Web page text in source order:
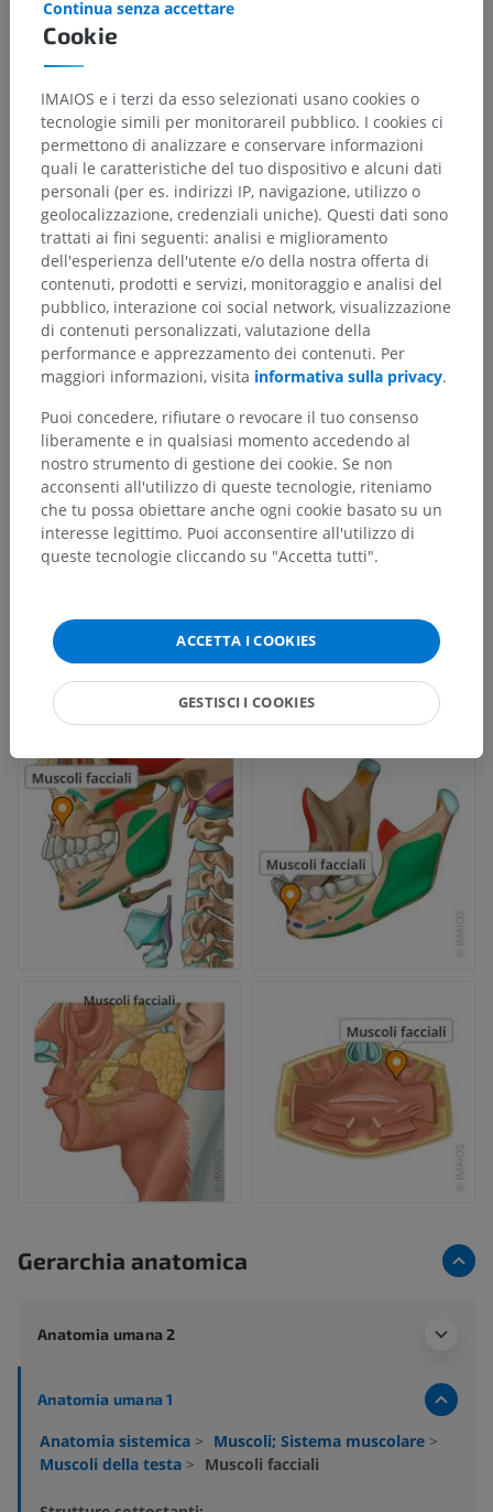
Gerarchia anatomica
Anatomia umana 2
Anatomia umana 1
Anatomia sistemica > Muscoli; Sistema muscolare >
Muscoli della testa > Muscoli facciali
Cookie
Continua senza accettare
IMAIOS e i terzi da esso selezionati usano cookies o
tecnologie simili per monitorareil pubblico. I cookies ci
permettono di analizzare e conservare informazioni
quali le caratteristiche del tuo dispositivo e alcuni dati
personali (per es. indirizzi IP, navigazione, utilizzo o
geolocalizzazione, credenziali uniche). Questi dati sono
trattati ai fini seguenti: analisi e miglioramento
dell'esperienza dell'utente e/o della nostra offerta di
contenuti, prodotti e servizi, monitoraggio e analisi del
pubblico, interazione coi social network, visualizzazione
di contenuti personalizzati, valutazione della
performance e apprezzamento dei contenuti. Per
maggiori informazioni, visita informativa sulla privacy.
Puoi concedere, rifiutare o revocare il tuo consenso
liberamente e in qualsiasi momento accedendo al
nostro strumento di gestione dei cookie. Se non
acconsenti all'utilizzo di queste tecnologie, riteniamo
che tu possa obiettare anche ogni cookie basato su un
interesse legittimo. Puoi acconsentire all'utilizzo di
queste tecnologie cliccando su "Accetta tutti".
ACCETTA I COOKIES
GESTISCI I COOKIES